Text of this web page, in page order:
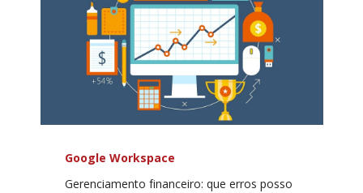
Google Workspace
Gerenciamento financeiro: que erros posso